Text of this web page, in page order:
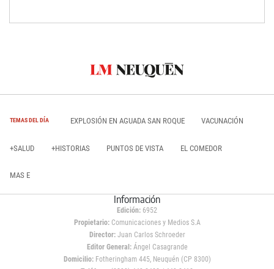
TEMAS DEL DÍA EXPLOSIÓN EN AGUADA SAN ROQUE VACUNACIÓN
+SALUD +HISTORIAS PUNTOS DE VISTA EL COMEDOR
MAS E
Información
Edición: 6952
Propietario:Comunicaciones y Medios S.A
Director: Juan Carlos Schroeder
Editor General:Ángel Casagrande
Domicilio:Fotheringham 445, Neuquén (CP 8300)